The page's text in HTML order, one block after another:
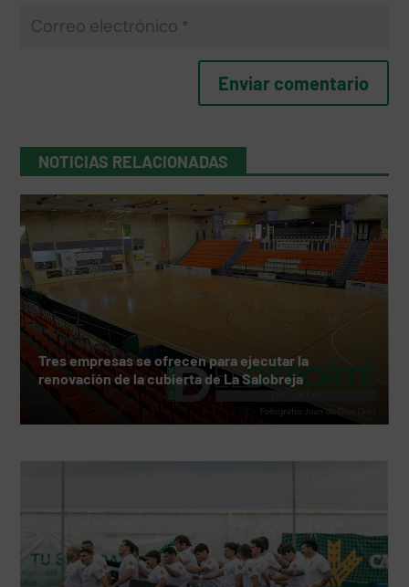
NOTICIAS RELACIONADAS
Tres empresas se ofrecen para ejecutar la
renovación de la cubierta de La Salobreja